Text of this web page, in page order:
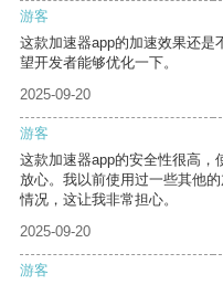
游客
这款加速器app的加速效果还是
望开发者能够优化一下。
2025-09-20
游客
这款加速器app的安全性很高，
放心。我以前使用过一些其他
情况，这让我非常担心。
2025-09-20
游客